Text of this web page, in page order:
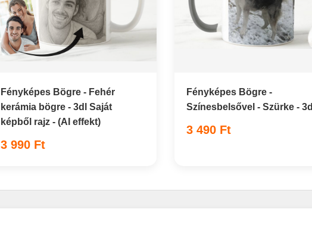
Fényképes Bögre - Fehér
kerámia bögre - 3dl Saját
képből rajz - (AI effekt)
3 990 Ft
Fényképes Bögre -
Színesbelsővel - Szürke - 3dl
3 490 Ft